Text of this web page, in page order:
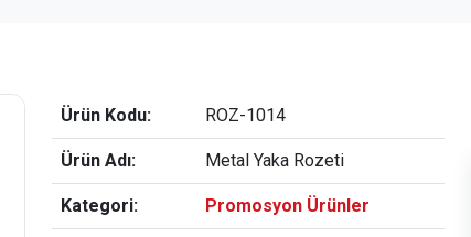
Ürün Kodu: ROZ-1014
Ürün Adı: Metal Yaka Rozeti
Kategori: Promosyon Ürünler